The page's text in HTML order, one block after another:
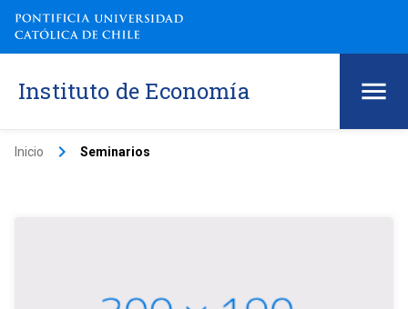
Instituto de Economía
Inicio keyboard_arrow_right Seminarios